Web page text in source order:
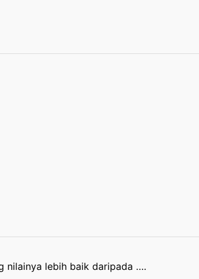
nilainya lebih baik daripada ….